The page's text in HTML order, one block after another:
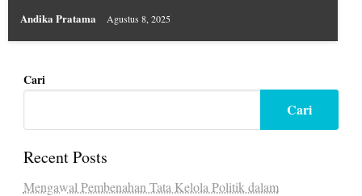
Andika Pratama Agustus 8, 2025
Cari
Cari
Recent Posts
Mengawal Pembenahan Tata Kelola Politik dalam